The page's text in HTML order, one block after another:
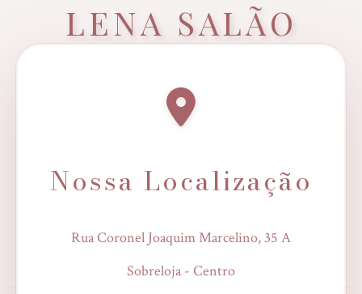
LENA SALÃO
Nossa Localização
Rua Coronel Joaquim Marcelino, 35 A
Sobreloja - Centro